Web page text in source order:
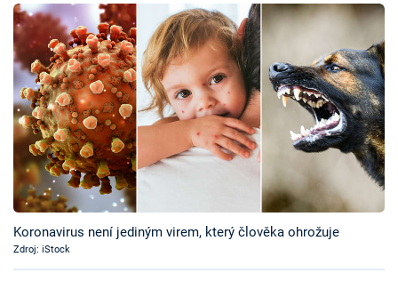
Témata
Pořady
TV Program
Časopis
Sledujte prima+
Koronavirus není jediným virem, který člověka ohrožuje
Zdroj: iStock